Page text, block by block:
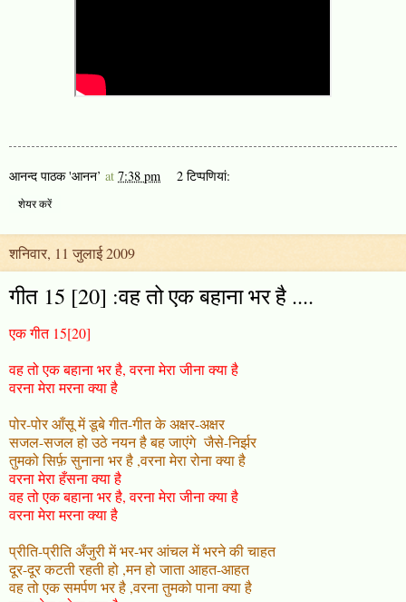
आनन्द पाठक 'आनन’ at 7:38 pm 2 टिप्‍पणियां:
शेयर करें
शनिवार, 11 जुलाई 2009
गीत 15 [20] :वह तो एक बहाना भर है ....
एक गीत 15[20]
वह तो एक बहाना भर है, वरना मेरा जीना क्या है
वरना मेरा मरना क्या है
पोर-पोर आँसू में डूबे गीत-गीत के अक्षर-अक्षर
सजल-सजल हो उठे नयन है बह जाएंगे जैसे-निर्झर
तुमको सिर्फ़ सुनाना भर है ,वरना मेरा रोना क्या है
वरना मेरा हँसना क्या है
वह तो एक बहाना भर है, वरना मेरा जीना क्या है
वरना मेरा मरना क्या है
प्रीति-प्रीति अँजुरी में भर-भर आंचल में भरने की चाहत
दूर-दूर कटती रहती हो ,मन हो जाता आहत-आहत
वह तो एक समर्पण भर है ,वरना तुमको पाना क्या है